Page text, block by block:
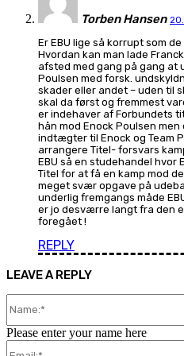
Torben Hansen
Er EBU lige så korrupt som
Hvordan kan man lade
afsted med gang på gang at
Poulsen med forsk.
skader eller andet – uden til
skal da først og fremmest
er indehaver af Forbundets
hån mod Enock Poulsen
indtægter til Enock og Team
arrangere Titel- forsvars
EBU så en studehandel hvor
Titel for at få en kamp mod
meget svær opgave på
underlig fremgangs måde
er jo desværre langt fra den
foregået !
REPLY
LEAVE A REPLY
Please enter your name here